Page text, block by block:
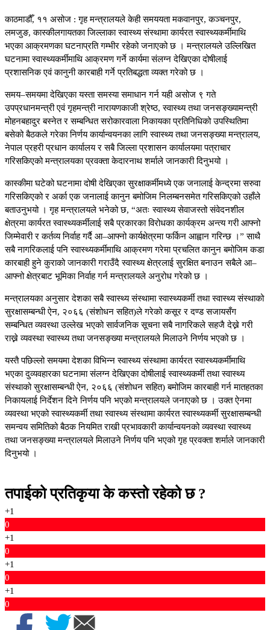
काठमाडौँ, ११ असोज : गृह मन्त्रालयले केही समययता मकवानपुर, कञ्चनपुर,
लमजुङ, कास्कीलगायतका जिल्लाका स्वास्थ्य संस्थामा कार्यरत स्वास्थ्यकर्मीमाथि
भएका आक्रमणका घटनाप्रति गम्भीर रहेको जनाएको छ । मन्त्रालयले उल्लिखित
घटनामा स्वास्थ्यकर्मीमाथि आक्रमण गर्ने कार्यमा संलग्न देखिएका दोषीलाई
प्रशासनिक एवं कानुनी कारबाही गर्ने प्रतिबद्धता व्यक्त गरेको छ ।
समय–समयमा देखिएका यस्ता समस्या समाधान गर्न यही असोज ९ गते
उपप्रधानमन्त्री एवं गृहमन्त्री नारायणकाजी श्रेष्ठ, स्वास्थ्य तथा जनसङ्ख्यामन्त्री
मोहनबहादुर बस्नेत र सम्बन्धित सरोकारवाला निकायका प्रतिनिधिको उपस्थितिमा
बसेको बैठकले गरेका निर्णय कार्यान्वयनका लागि स्वास्थ्य तथा जनसङ्ख्या मन्त्रालय,
नेपाल प्रहरी प्रधान कार्यालय र सबै जिल्ला प्रशासन कार्यालयमा पत्राचार
गरिसकिएको मन्त्रालयका प्रवक्ता केदारनाथ शर्माले जानकारी दिनुभयो ।
कास्कीमा घटेको घटनामा दोषी देखिएका सुरक्षाकर्मीमध्ये एक जनालाई केन्द्रमा सरुवा
गरिसकिएको र अर्का एक जनालाई कानुन बमोजिम निलम्बनसमेत गरिसकिएको उहाँले
बताउनुभयो । गृह मन्त्रालयले भनेको छ, “अतः स्वास्थ्य सेवाजस्तो संवेदनशील
क्षेत्रमा कार्यरत स्वास्थ्यकर्मीलाई सबै प्रकारका विरोधका कार्यक्रम अन्त्य गरी आफ्नो
जिम्मेवारी र कर्तव्य निर्वाह गर्दै आ–आफ्नो कार्यक्षेत्रमा फर्किन आह्वान गरिन्छ ।” साथै
सबै नागरिकलाई पनि स्वास्थ्यकर्मीमाथि आक्रमण गरेमा प्रचलित कानुन बमोजिम कडा
कारबाही हुने कुराको जानकारी गराउँदै स्वास्थ्य क्षेत्रलाई सुरक्षित बनाउन सबैले आ–
आफ्नो क्षेत्रबाट भूमिका निर्वाह गर्न मन्त्रालयले अनुरोध गरेको छ ।
मन्त्रालयका अनुसार देशका सबै स्वास्थ्य संस्थामा स्वास्थ्यकर्मी तथा स्वास्थ्य संस्थाको
सुरक्षासम्बन्धी ऐन, २०६६ (संशोधन सहित)ले गरेको कसूर र दण्ड सजायसँग
सम्बन्धित व्यवस्था उल्लेख भएको सार्वजनिक सूचना सबै नागरिकले सहजै देख्ने गरी
राख्ने व्यवस्था स्वास्थ्य तथा जनसङ्ख्या मन्त्रालयले मिलाउने निर्णय भएको छ ।
यस्तै पछिल्लो समयमा देशका विभिन्न स्वास्थ्य संस्थामा कार्यरत स्वास्थ्यकर्मीमाथि
भएका दुव्यवहारका घटनामा संलग्न देखिएका दोषीलाई स्वास्थ्यकर्मी तथा स्वास्थ्य
संस्थाको सुरक्षासम्बन्धी ऐन, २०६६ (संशोधन सहित) बमोजिम कारबाही गर्न मातहतका
निकायलाई निर्देशन दिने निर्णय पनि भएको मन्त्रालयले जनाएको छ । उक्त ऐनमा
व्यवस्था भएको स्वास्थ्यकर्मी तथा स्वास्थ्य संस्थामा कार्यरत स्वास्थ्यकर्मी सुरक्षासम्बन्धी
समन्वय समितिको बैठक नियमित राखी प्रभावकारी कार्यान्वयनको व्यवस्था स्वास्थ्य
तथा जनसङ्ख्या मन्त्रालयले मिलाउने निर्णय पनि भएको गृह प्रवक्ता शर्माले जानकारी
दिनुभयो ।
तपाईको प्रतिकृया के कस्तो रहेको छ ?
+1
0
+1
0
+1
0
+1
0